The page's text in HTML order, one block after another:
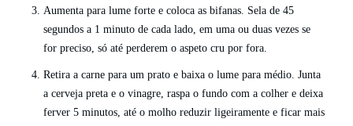
Aumenta para lume forte e coloca as bifanas. Sela de 45
segundos a 1 minuto de cada lado, em uma ou duas vezes se
for preciso, só até perderem o aspeto cru por fora.
Retira a carne para um prato e baixa o lume para médio. Junta
a cerveja preta e o vinagre, raspa o fundo com a colher e deixa
ferver 5 minutos, até o molho reduzir ligeiramente e ficar mais